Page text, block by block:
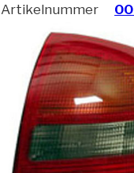
Artikelnummer